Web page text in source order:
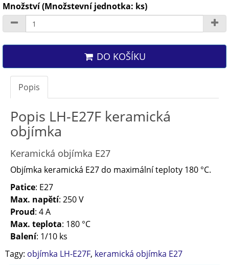
Množství (Množstevní jednotka: ks)
DO KOŠÍKU
Popis
Popis LH-E27F keramická
objímka
Keramická objímka E27
Objímka keramická E27 do maximální teploty 180 °C.
Patice: E27
Max. napětí: 250 V
Proud: 4 A
Max. teplota: 180 °C
Balení: 1/10 ks
Tagy: objímka LH-E27F, keramická objímka E27